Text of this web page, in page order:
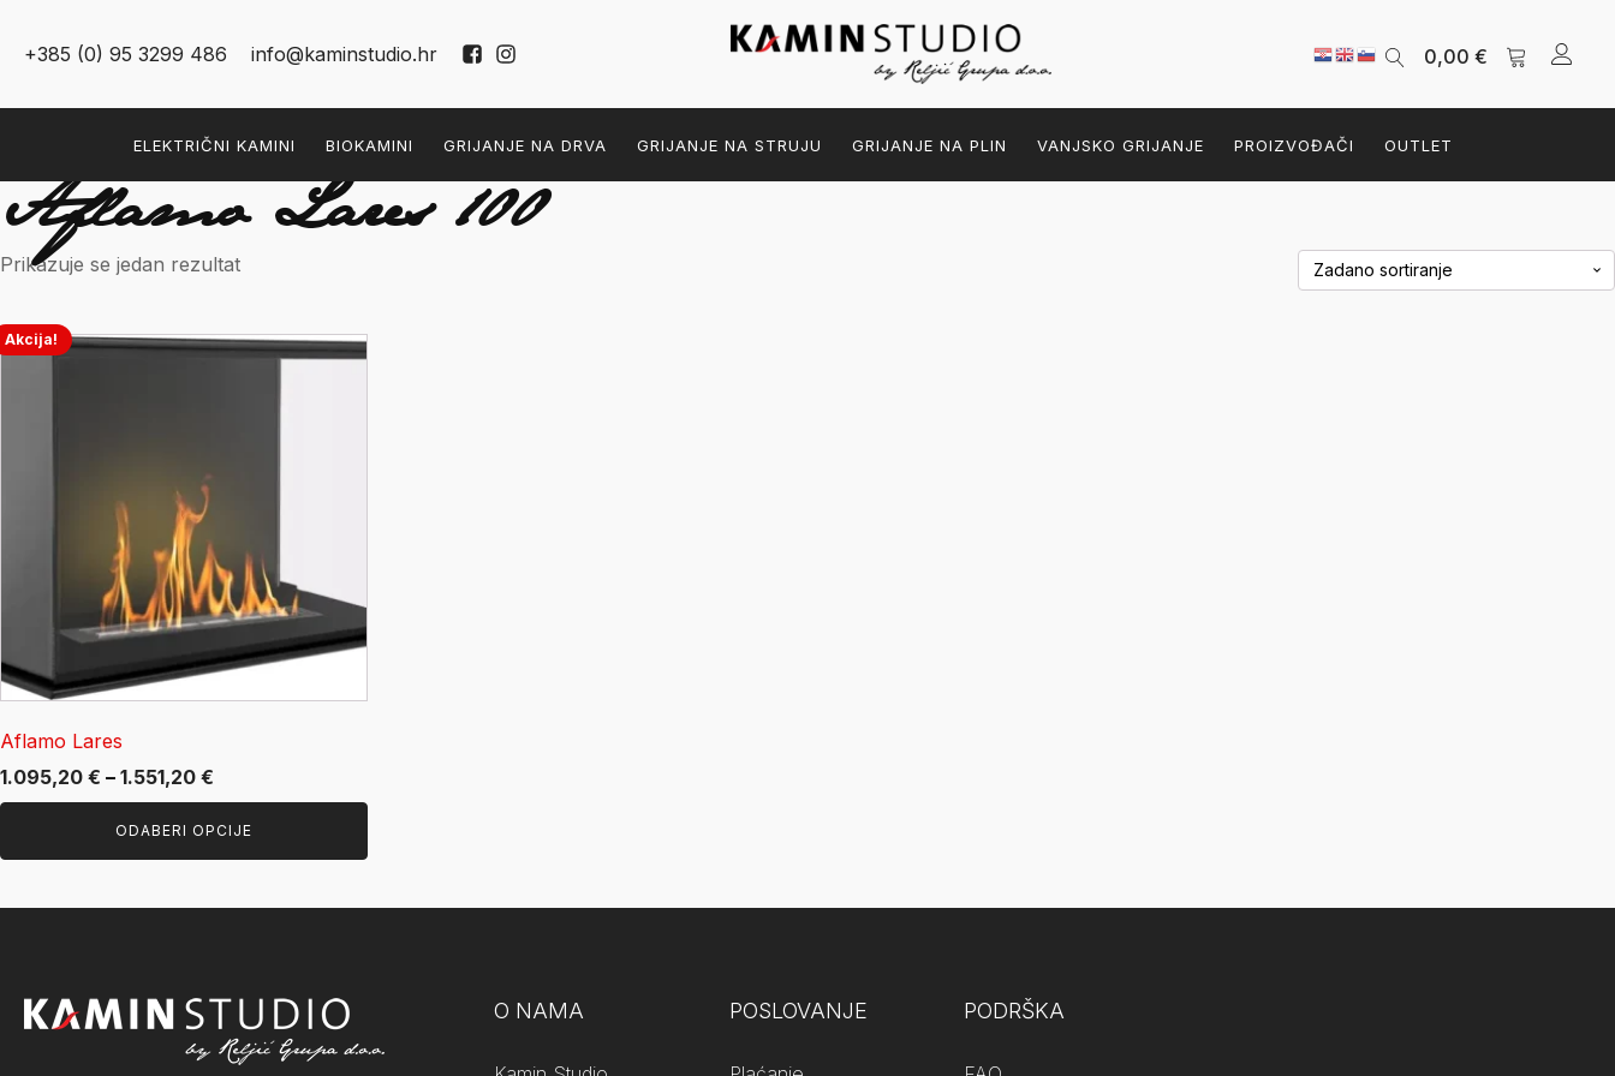
+385 (0) 95 3299 486 info@kaminstudio.hr 0,00 €
ELEKTRIČNI KAMINI BIOKAMINI GRIJANJE NA DRVA GRIJANJE NA STRUJU GRIJANJE NA PLIN VANJSKO GRIJANJE PROIZVOĐAČI OUTLET
Aflamo Lares 100
Prikazuje se jedan rezultat
Akcija!
Aflamo Lares
1.095,20 € – 1.551,20 €
cijena:
od
1.095,20 €
ODABERI OPCIJE
Ovaj
proizvoda
O NAMA POSLOVANJE PODRŠKA